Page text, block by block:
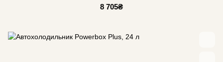
8 705₴